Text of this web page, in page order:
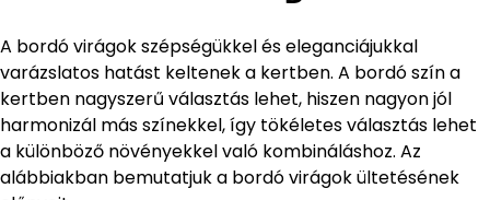
A bordó virágok szépségükkel és eleganciájukkal
varázslatos hatást keltenek a kertben. A bordó szín a
kertben nagyszerű választás lehet, hiszen nagyon jól
harmonizál más színekkel, így tökéletes választás lehet
a különböző növényekkel való kombináláshoz. Az
alábbiakban bemutatjuk a bordó virágok ültetésének